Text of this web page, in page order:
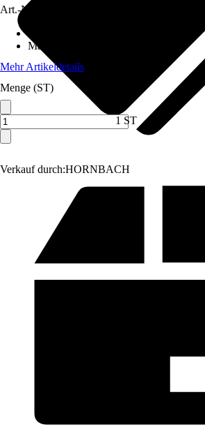
Verkauf durch:HORNBACH
Art.-Nr.
Material
Mehr Artikeldetails
Menge (ST)
1 ST